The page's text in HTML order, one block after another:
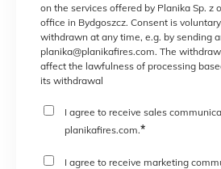
on the services offered by Planika Sp. z
office in Bydgoszcz. Consent is
withdrawn at any time, e.g. by sending
planika@planikafires.com. The
affect the lawfulness of processing
its withdrawal
I agree to receive sales
planikafires.com.*
I agree to receive marketing